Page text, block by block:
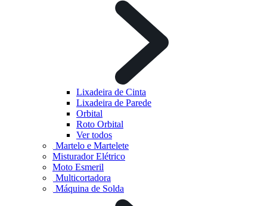
Lixadeira de Cinta
Lixadeira de Parede
Orbital
Roto Orbital
Ver todos
Martelo e Martelete
Misturador Elétrico
Moto Esmeril
Multicortadora
Máquina de Solda